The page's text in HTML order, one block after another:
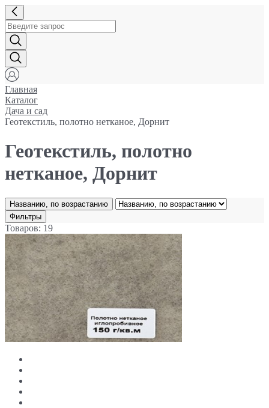
Главная
Каталог
Дача и сад
Геотекстиль, полотно нетканое, Дорнит
Геотекстиль, полотно
нетканое, Дорнит
Названию, по возрастанию
Фильтры
Товаров: 19